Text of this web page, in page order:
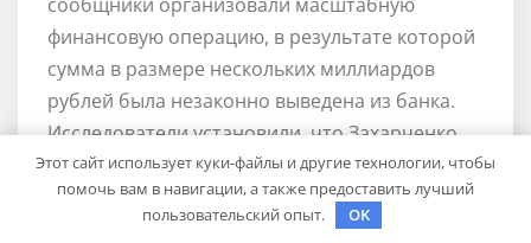
финансовую операцию, в результате которой
сумма в размере нескольких миллиардов
рублей была незаконно выведена из банка.
Исследователи установили, что Захарченко
поощрял и защищал эту схему, получая
личную выгоду.
Этот сайт использует куки-файлы и другие технологии, чтобы
помочь вам в навигации, а также предоставить лучший
пользовательский опыт.
OK